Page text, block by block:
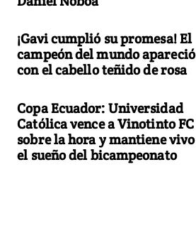
¡Gavi cumplió su promesa! El
campeón del mundo apareció
con el cabello teñido de rosa
Copa Ecuador: Universidad
Católica vence a Vinotinto FC
sobre la hora y mantiene vivo
el sueño del bicampeonato